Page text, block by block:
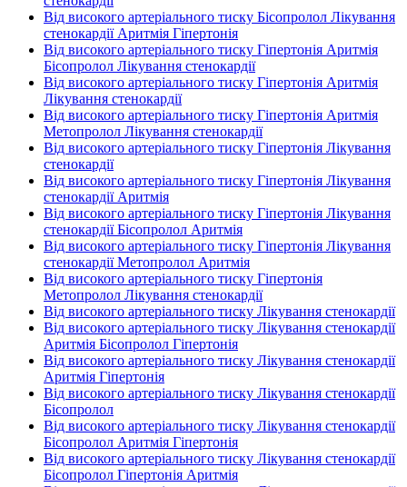
Від високого артеріального тиску Бісопролол Лікування
стенокардії Аритмія Гіпертонія
Від високого артеріального тиску Гіпертонія Аритмія
Бісопролол Лікування стенокардії
Від високого артеріального тиску Гіпертонія Аритмія
Лікування стенокардії
Від високого артеріального тиску Гіпертонія Аритмія
Метопролол Лікування стенокардії
Від високого артеріального тиску Гіпертонія Лікування
стенокардії
Від високого артеріального тиску Гіпертонія Лікування
стенокардії Аритмія
Від високого артеріального тиску Гіпертонія Лікування
стенокардії Бісопролол Аритмія
Від високого артеріального тиску Гіпертонія Лікування
стенокардії Метопролол Аритмія
Від високого артеріального тиску Гіпертонія
Метопролол Лікування стенокардії
Від високого артеріального тиску Лікування стенокардії
Від високого артеріального тиску Лікування стенокардії
Аритмія Бісопролол Гіпертонія
Від високого артеріального тиску Лікування стенокардії
Аритмія Гіпертонія
Від високого артеріального тиску Лікування стенокардії
Бісопролол
Від високого артеріального тиску Лікування стенокардії
Бісопролол Аритмія Гіпертонія
Від високого артеріального тиску Лікування стенокардії
Бісопролол Гіпертонія Аритмія